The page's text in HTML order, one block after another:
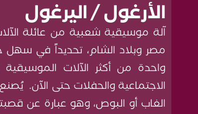
الأرغول / اليرغول
آلة موسيقية شعبية من عائلة
مصر وبلاد الشام، تحديداً في سهل
واحدة من أكثر الآلات
الاجتماعية والحفلات حتى الآن.
الغاب أو البوص، وهو عبارة عن